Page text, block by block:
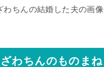
わちんの結婚した夫の画
ざわちんのものま